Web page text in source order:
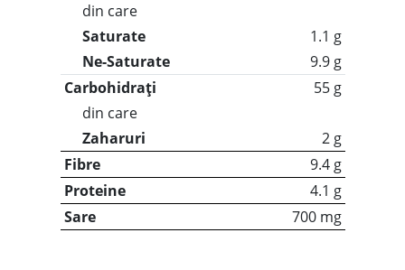
din care
Saturate
1.1 g
Ne-Saturate
9.9 g
Carbohidrați
55 g
din care
Zaharuri
2 g
Fibre
9.4 g
Proteine
4.1 g
Sare
700 mg